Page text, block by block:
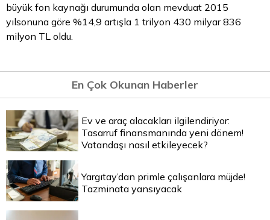
büyük fon kaynağı durumunda olan mevduat 2015
yılsonuna göre %14,9 artışla 1 trilyon 430 milyar 836
milyon TL oldu.
En Çok Okunan Haberler
Ev ve araç alacakları ilgilendiriyor:
Tasarruf finansmanında yeni dönem!
Vatandaşı nasıl etkileyecek?
Yargıtay’dan primle çalışanlara müjde!
Tazminata yansıyacak